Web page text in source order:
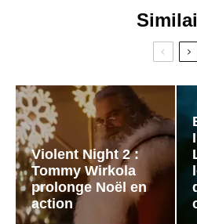
Violent Night 2 :
Tommy Wirkola
prolonge Noël en
action